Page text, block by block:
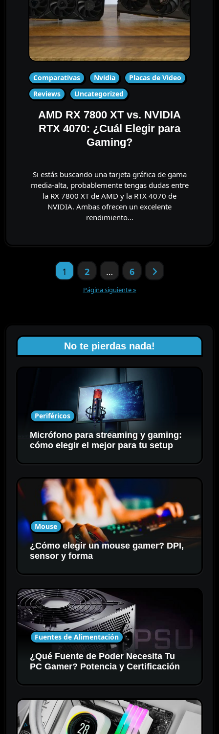
Comparativas Nvidia
Placas de Video
Reviews
Uncategorized
AMD RX 7800 XT vs. NVIDIA
RTX 4070: ¿Cuál Elegir para
Gaming?
Si estás buscando una tarjeta gráfica de gama
media-alta, probablemente tengas dudas entre
la RX 7800 XT de AMD y la RTX 4070 de
NVIDIA. Ambas ofrecen un excelente
rendimiento…
Paginación 1 2 … 6
Página siguiente »
No te pierdas nada!
Periféricos
Micrófono para streaming y gaming:
cómo elegir el mejor para tu setup
Mouse
¿Cómo elegir un mouse gamer? DPI,
sensor y forma
Fuentes de Alimentación
¿Qué Fuente de Poder Necesita Tu
PC Gamer? Potencia y Certificación